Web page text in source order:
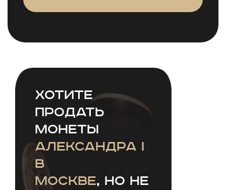
Хотите
продать
монеты
Александра I
в
Москве, но не